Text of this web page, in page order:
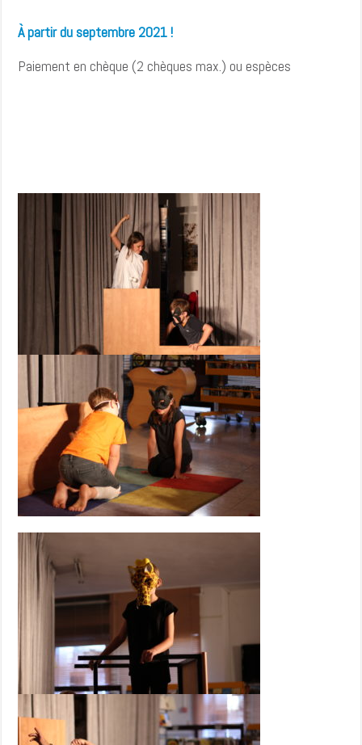
À partir du septembre 2021 !
Paiement en chèque (2 chèques max.) ou espèces